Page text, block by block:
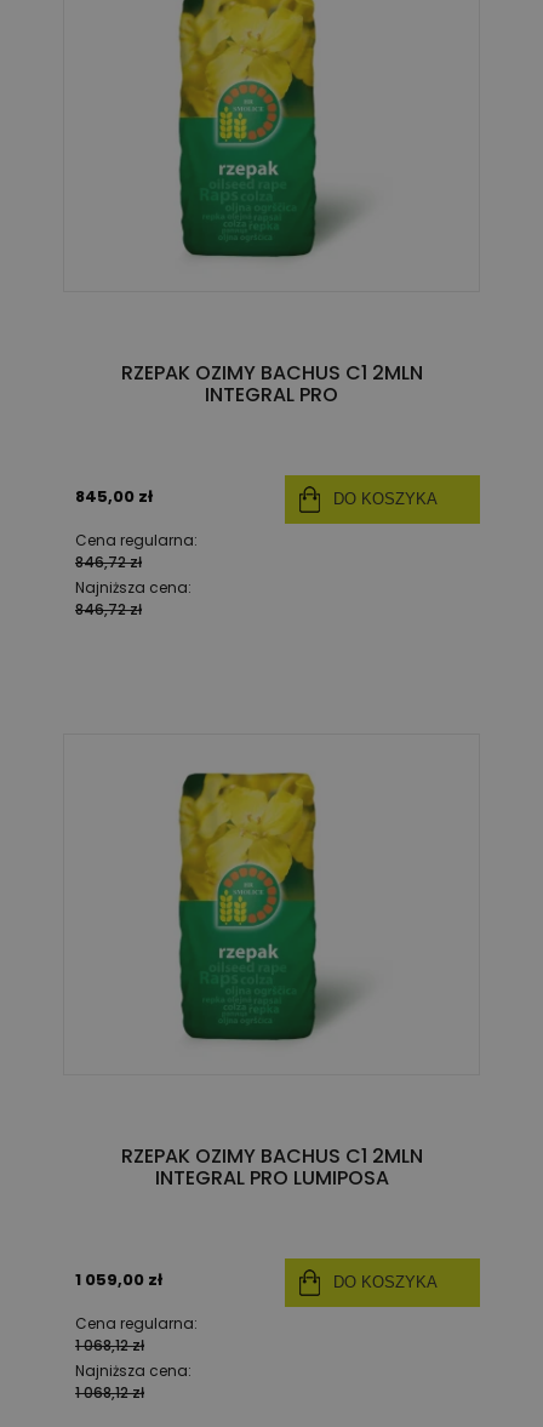
RZEPAK OZIMY BACHUS C1 2MLN
INTEGRAL PRO
845,00 zł
Cena regularna:
846,72 zł
Najniższa cena:
846,72 zł
DO KOSZYKA
RZEPAK OZIMY BACHUS C1 2MLN
INTEGRAL PRO LUMIPOSA
1 059,00 zł
Cena regularna:
1 068,12 zł
Najniższa cena:
1 068,12 zł
DO KOSZYKA